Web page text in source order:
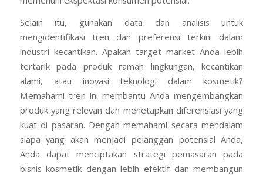
Selain itu, gunakan data dan analisis untuk
mengidentifikasi tren dan preferensi terkini dalam
industri kecantikan. Apakah target market Anda lebih
tertarik pada produk ramah lingkungan, kecantikan
alami, atau inovasi teknologi dalam kosmetik?
Memahami tren ini membantu Anda mengembangkan
produk yang relevan dan menetapkan diferensiasi yang
kuat di pasaran. Dengan memahami secara mendalam
siapa yang akan menjadi pelanggan potensial Anda,
Anda dapat menciptakan strategi pemasaran pada
bisnis kosmetik dengan lebih efektif dan membangun